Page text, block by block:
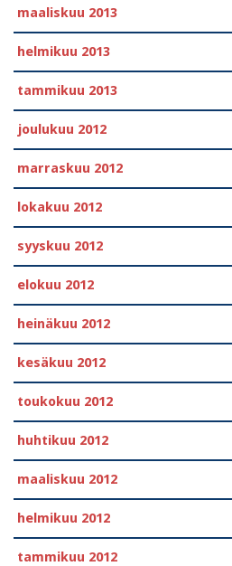
maaliskuu 2013
helmikuu 2013
tammikuu 2013
joulukuu 2012
marraskuu 2012
lokakuu 2012
syyskuu 2012
elokuu 2012
heinäkuu 2012
kesäkuu 2012
toukokuu 2012
huhtikuu 2012
maaliskuu 2012
helmikuu 2012
tammikuu 2012